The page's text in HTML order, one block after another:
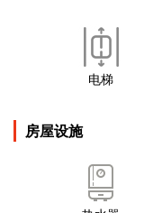
电梯
房屋设施